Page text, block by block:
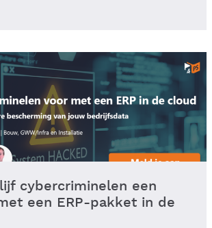
cybercriminelen een
een ERP-pakket in de